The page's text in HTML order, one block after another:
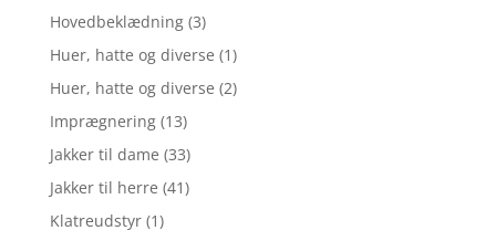
Hovedbeklædning (3)
Huer, hatte og diverse (1)
Huer, hatte og diverse (2)
Imprægnering (13)
Jakker til dame (33)
Jakker til herre (41)
Klatreudstyr (1)